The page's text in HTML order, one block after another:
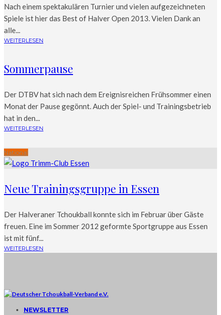
Nach einem spektakulären Turnier und vielen aufgezeichneten
Spiele ist hier das Best of Halver Open 2013. Vielen Dank an
alle...
WEITERLESEN
Sommerpause
Der DTBV hat sich nach dem Ereignisreichen Frühsommer einen
Monat der Pause gegönnt. Auch der Spiel- und Trainingsbetrieb
hat in den...
WEITERLESEN
National
Neue Trainingsgruppe in Essen
Der Halveraner Tchoukball konnte sich im Februar über Gäste
freuen. Eine im Sommer 2012 geformte Sportgruppe aus Essen
ist mit fünf...
WEITERLESEN
NEWSLETTER